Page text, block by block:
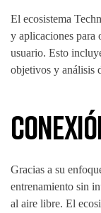
El ecosistema
y aplicaciones para
usuario. Esto
objetivos y análisis
Gracias a su
entrenamiento sin
al aire libre. El